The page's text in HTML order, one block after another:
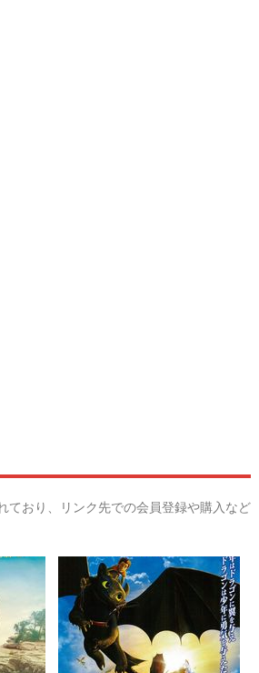
ており、リンク先での会員登録や購入など